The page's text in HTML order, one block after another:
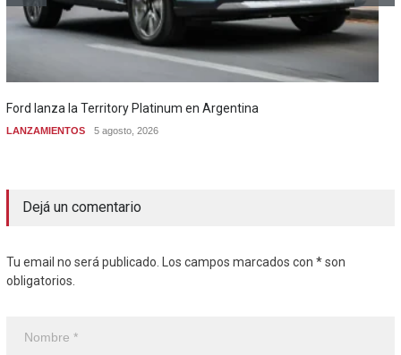
Ford lanza la Territory Platinum en Argentina
LANZAMIENTOS 5 agosto, 2026
Dejá un comentario
Tu email no será publicado. Los campos marcados con * son
obligatorios.